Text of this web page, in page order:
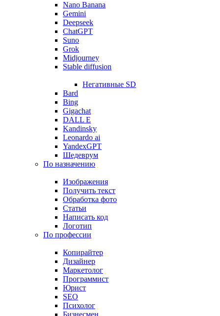
Nano Banana
Gemini
Deepseek
ChatGPT
Suno
Grok
Midjourney
Stable diffusion
Негативные SD
Bard
Bing
Gigachat
DALL E
Kandinsky
Leonardo ai
YandexGPT
Шедеврум
По назначению
Изображения
Получить текст
Обработка фото
Статьи
Написать код
Логотип
По профессии
Копирайтер
Дизайнер
Маркетолог
Программист
Юрист
SEO
Психолог
Бизнесмен